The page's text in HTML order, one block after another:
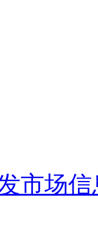
市场